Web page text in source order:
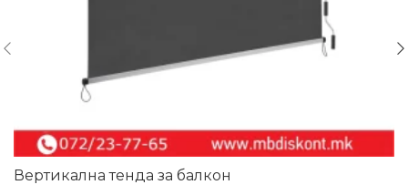
Вертикална тенда за балкон